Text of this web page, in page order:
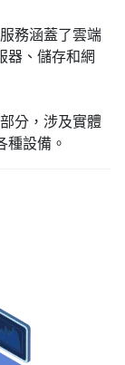
務涵蓋了雲端
器、儲存和網
分，涉及實體
種設備。